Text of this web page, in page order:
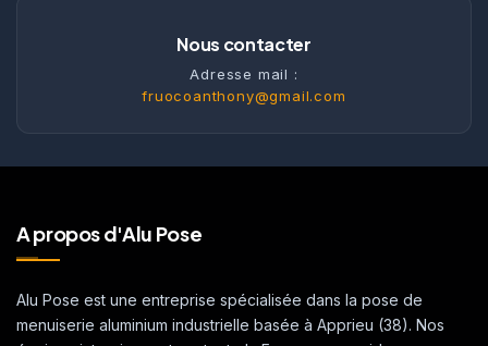
Nous contacter
Adresse mail :
fruocoanthony@gmail.com
A propos d'Alu Pose
Alu Pose est une entreprise spécialisée dans la pose de
menuiserie aluminium industrielle basée à Apprieu (38). Nos